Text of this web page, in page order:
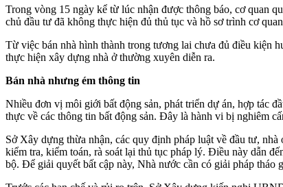
Trong vòng 15 ngày kể từ lúc nhận được thông báo, cơ quan
chủ đầu tư đã không thực hiện đủ thủ tục và hồ sơ trình cơ
Từ việc bán nhà hình thành trong tương lai chưa đủ điều kiện
thực hiện xây dựng nhà ở thường xuyên diễn ra.
Bán nhà nhưng ém thông tin
Nhiều đơn vị môi giới bất động sản, phát triển dự án, hợp tác
thực về các thông tin bất động sản. Đây là hành vi bị nghiêm
Sở Xây dựng thừa nhận, các quy định pháp luật về đầu tư,
kiểm tra, kiểm toán, rà soát lại thủ tục pháp lý. Điều này dẫn
bộ. Để giải quyết bất cập này, Nhà nước cần có giải pháp